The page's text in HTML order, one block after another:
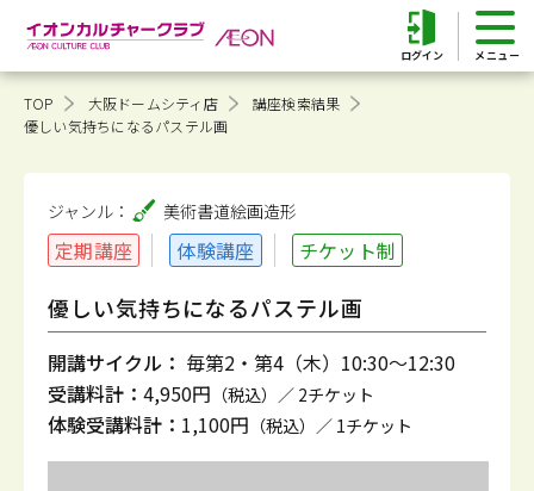
ログイン
TOP 大阪ドームシティ店
講座検索結果
優しい気持ちになるパステル画
ジャンル： 美術書道絵画造形
定期講座 体験講座 チケット制
優しい気持ちになるパステル画
開講サイクル： 毎第2・第4（木）10:30～12:30
受講料計： 4,950円 （税込）／ 2チケット
体験受講料計： 1,100円 （税込）／ 1チケット